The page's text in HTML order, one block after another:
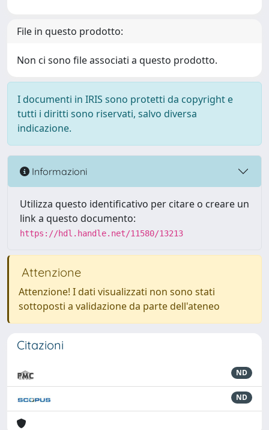
File in questo prodotto:
Non ci sono file associati a questo prodotto.
I documenti in IRIS sono protetti da copyright e
tutti i diritti sono riservati, salvo diversa
indicazione.
Informazioni
Utilizza questo identificativo per citare o creare un
link a questo documento:
https://hdl.handle.net/11580/13213
Attenzione
Attenzione! I dati visualizzati non sono stati
sottoposti a validazione da parte dell'ateneo
Citazioni
ND
ND